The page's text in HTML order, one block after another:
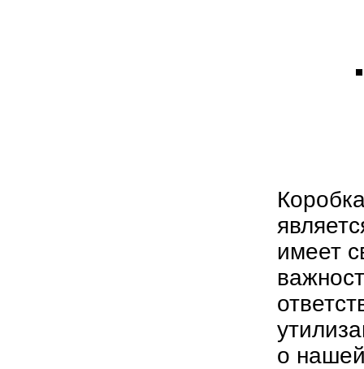
имеет
о